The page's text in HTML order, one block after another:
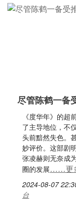
尽管陈鹤一备
《度华年》的
了主导地位，不
头前黯然失色。
妙评价。这部剧
张凌赫则无奈成
圈的发展……更
2024-08-07
台